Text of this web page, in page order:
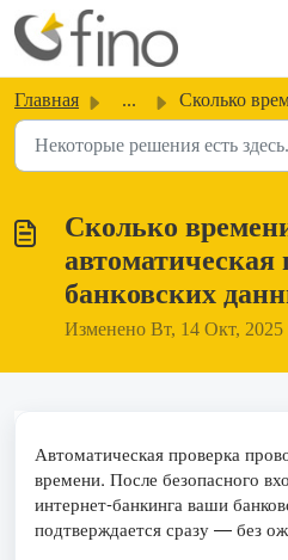
Переход к главному
Главная ... Сколько времени занимает автоматическая
Сколько
автоматическая
банковских
Изменено Вт, 14 Окт,
Автоматическая проверка
времени. После безопасного
интернет-банкинга ваши
подтверждается сразу — без